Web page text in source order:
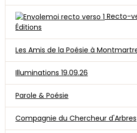
Recto-
Éditions
Les Amis de la Poésie à
Illuminations 19.09.26
Parole & Poésie
Compagnie du Chercheur d'Arbres